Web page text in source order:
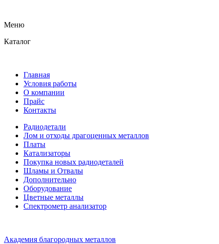
Меню
Каталог
Главная
Условия работы
О компании
Прайс
Контакты
Радиодетали
Лом и отходы драгоценных металлов
Платы
Катализаторы
Покупка новых радиодеталей
Шламы и Отвалы
Дополнительно
Оборудование
Цветные металлы
Спектрометр анализатор
Академия благородных металлов